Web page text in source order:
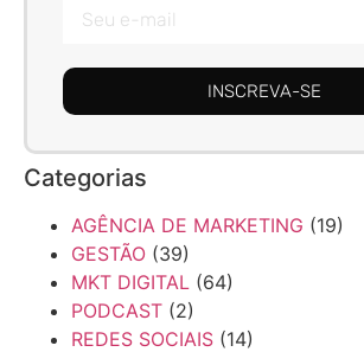
INSCREVA-SE
Categorias
AGÊNCIA DE MARKETING (19)
GESTÃO (39)
MKT DIGITAL (64)
PODCAST (2)
REDES SOCIAIS (14)